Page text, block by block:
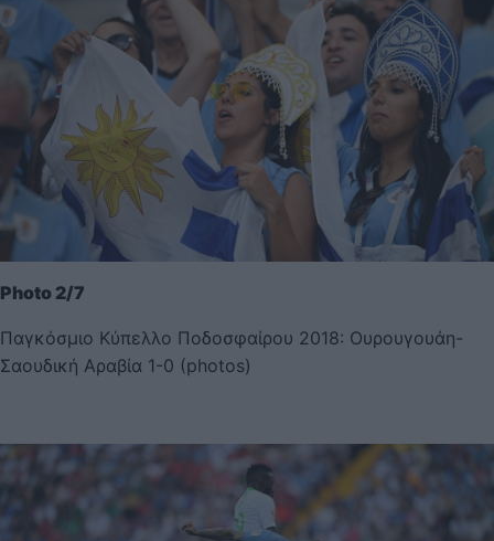
Photo 2/7
Παγκόσμιο Κύπελλο Ποδοσφαίρου 2018: Ουρουγουάη-
Σαουδική Αραβία 1-0 (photos)